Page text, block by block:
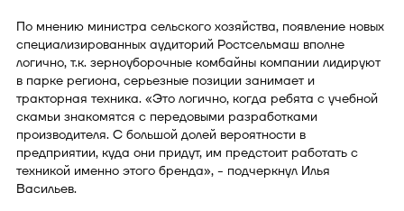
По мнению министра сельского хозяйства, появление новых
специализированных аудиторий Ростсельмаш вполне
логично, т.к. зерноуборочные комбайны компании лидируют
в парке региона, серьезные позиции занимает и
тракторная техника. «Это логично, когда ребята с учебной
скамьи знакомятся с передовыми разработками
производителя. С большой долей вероятности в
предприятии, куда они придут, им предстоит работать с
техникой именно этого бренда», - подчеркнул Илья
Васильев.